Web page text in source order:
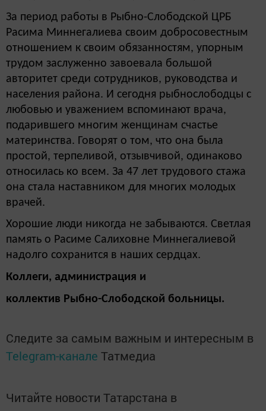
За период работы в Рыбно-Слободской ЦРБ
Расима Миннегалиева своим добросовестным
отношением к своим обязанностям, упорным
трудом заслуженно завоевала большой
авторитет среди сотрудников, руководства и
населения района. И сегодня рыбнослободцы с
любовью и уважением вспоминают врача,
подарившего многим женщинам счастье
материнства. Говорят о том, что она была
простой, терпеливой, отзывчивой, одинаково
относилась ко всем. За 47 лет трудового стажа
она стала наставником для многих молодых
врачей.
Хорошие люди никогда не забываются. Светлая
память о Расиме Салиховне Миннегалиевой
надолго сохранится в наших сердцах.
Коллеги, администрация и
коллектив Рыбно-Слободской больницы.
Следите за самым важным и интересным в
Telegram-канале Татмедиа
Читайте новости Татарстана в